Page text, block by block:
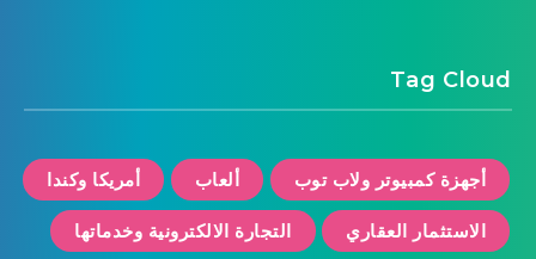
Tag Cloud
أجهزة كمبيوتر ولاب توب ألعاب أمريكا وكندا
الاستثمار العقاري التجارة الالكترونية وخدماتها